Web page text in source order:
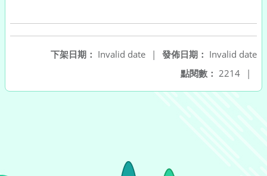
發佈日期： Invalid date
下架日期： Invalid date
|
點閱數： 2214 |